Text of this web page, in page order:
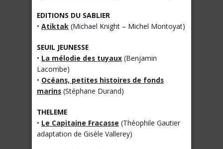
EDITIONS DU SABLIER
• Atiktak (Michael Knight – Michel Montoyat)
SEUIL JEUNESSE
• La mélodie des tuyaux (Benjamin
Lacombe)
• Océans, petites histoires de fonds
marins (Stéphane Durand)
THELEME
• Le Capitaine Fracasse (Théophile Gautier
adaptation de Gisèle Vallerey)